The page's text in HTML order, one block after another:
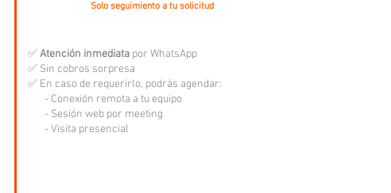
Solo seguimiento a tu solicitud
✅Atención inmediata por WhatsApp
✅ Sin cobros sorpresa
✅ En caso de requerirlo, podrás agendar:
- Conexión remota a tu equipo
- Sesión web por meeting
- Visita presencial